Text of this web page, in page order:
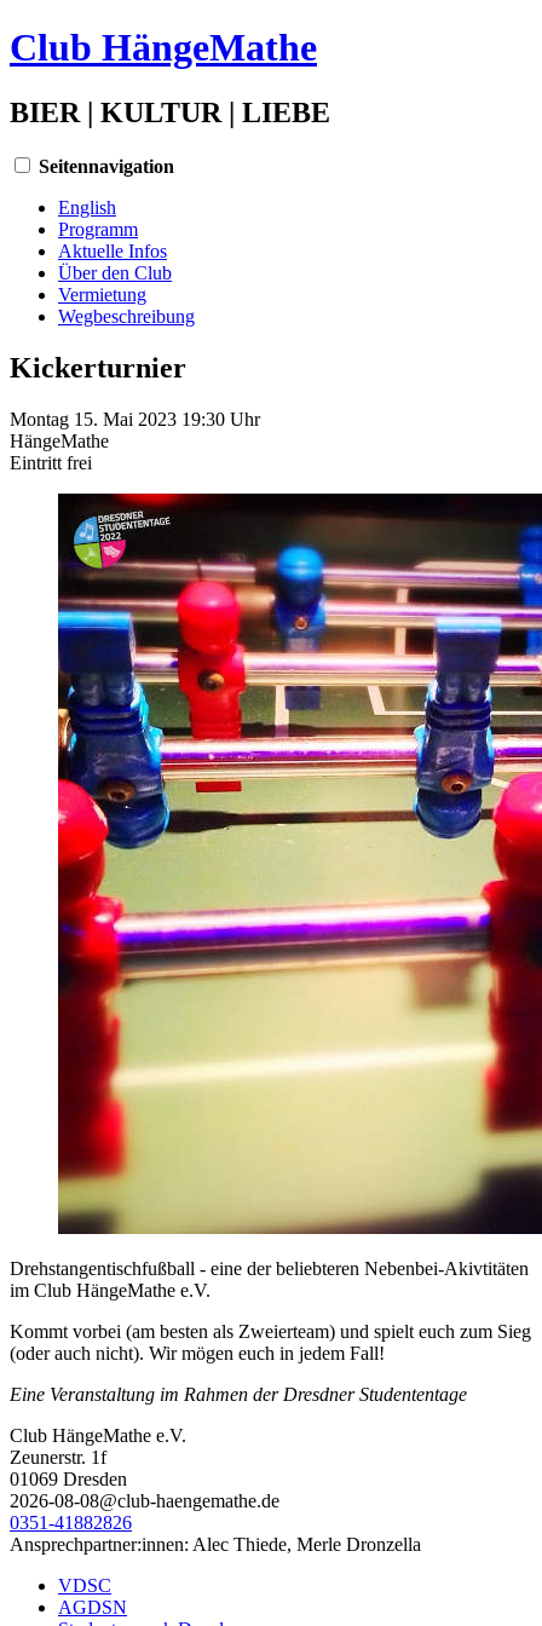
Club HängeMathe
BIER | KULTUR | LIEBE
Seitennavigation
English
Programm
Aktuelle Infos
Über den Club
Vermietung
Wegbeschreibung
Kickerturnier
Montag 15. Mai 2023 19:30 Uhr
HängeMathe
Eintritt frei
Drehstangentischfußball - eine der beliebteren Nebenbei-Akivtitäten
im Club HängeMathe e.V.
Kommt vorbei (am besten als Zweierteam) und spielt euch zum Sieg
(oder auch nicht). Wir mögen euch in jedem Fall!
Eine Veranstaltung im Rahmen der Dresdner Studententage
Club HängeMathe e.V.
Zeunerstr. 1f
01069 Dresden
2026-08-08@club-haengemathe.de
0351-41882826
Ansprechpartner:innen: Alec Thiede, Merle Dronzella
VDSC
AGDSN